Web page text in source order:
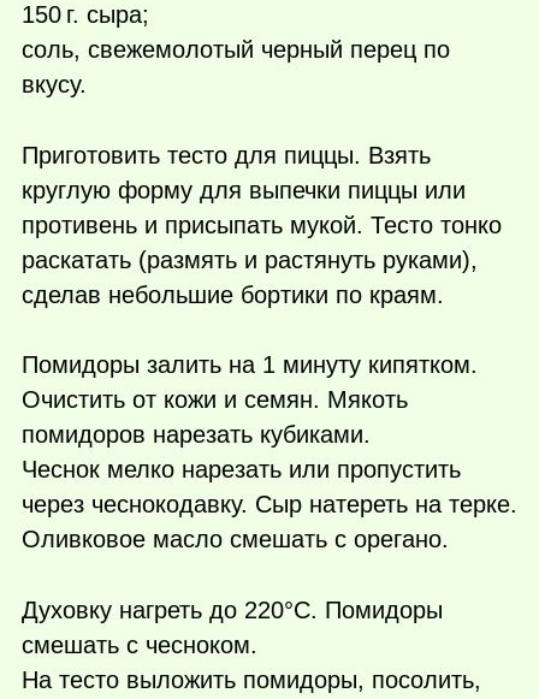
150 г. сыра;
соль, свежемолотый черный перец по
вкусу.
Приготовить тесто для пиццы. Взять
круглую форму для выпечки пиццы или
противень и присыпать мукой. Тесто тонко
раскатать (размять и растянуть руками),
сделав небольшие бортики по краям.
Помидоры залить на 1 минуту кипятком.
Очистить от кожи и семян. Мякоть
помидоров нарезать кубиками.
Чеснок мелко нарезать или пропустить
через чеснокодавку. Сыр натереть на терке.
Оливковое масло смешать с орегано.
Духовку нагреть до 220°С. Помидоры
смешать с чесноком.
На тесто выложить помидоры, посолить,